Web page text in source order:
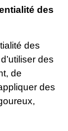
des
des
des
de
des